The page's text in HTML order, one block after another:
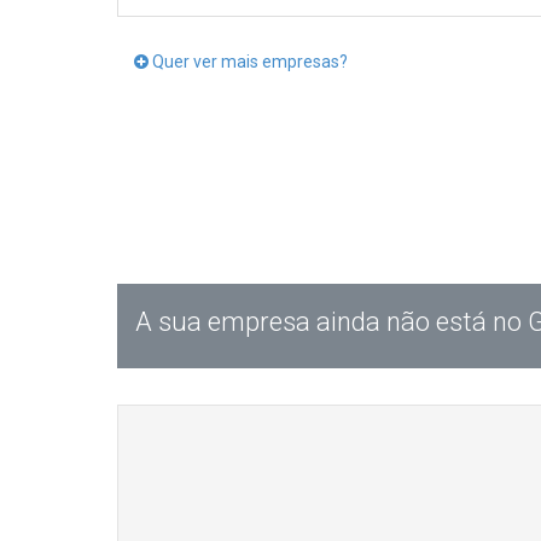
Quer ver mais empresas?
A sua empresa ainda não está no